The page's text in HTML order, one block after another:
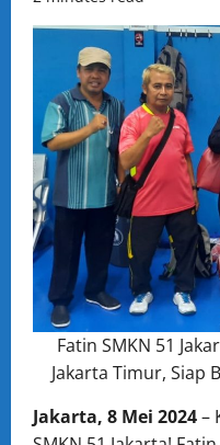
Fatin SMKN 51
Jakarta Timur, Siap
Jakarta, 8 Mei 2024–